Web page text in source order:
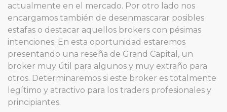
actualmente en el mercado. Por otro lado nos
encargamos también de desenmascarar posibles
estafas o destacar aquellos brokers con pésimas
intenciones. En esta oportunidad estaremos
presentando una reseña de Grand Capital, un
broker muy útil para algunos y muy extraño para
otros. Determinaremos si este broker es totalmente
legítimo y atractivo para los traders profesionales y
principiantes.